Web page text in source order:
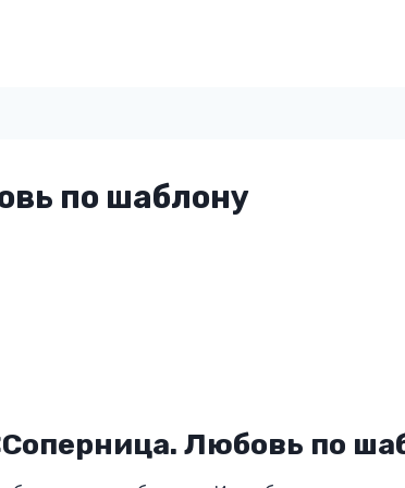
по шаблону
Любовь по